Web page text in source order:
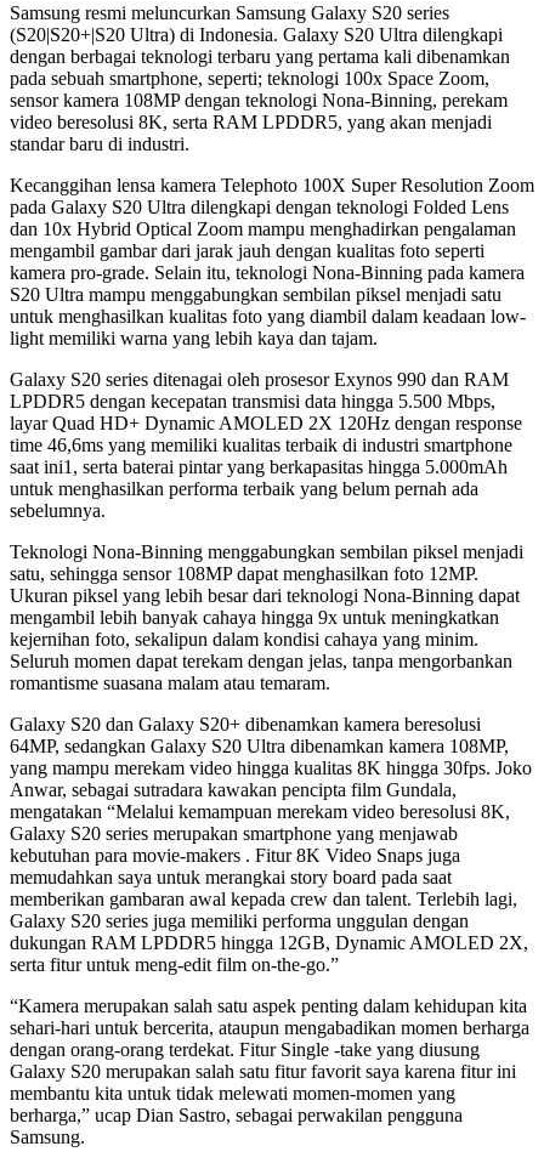
Samsung resmi meluncurkan Samsung Galaxy S20 series
(S20|S20+|S20 Ultra) di Indonesia. Galaxy S20 Ultra dilengkapi
dengan berbagai teknologi terbaru yang pertama kali dibenamkan
pada sebuah smartphone, seperti; teknologi 100x Space Zoom,
sensor kamera 108MP dengan teknologi Nona-Binning, perekam
video beresolusi 8K, serta RAM LPDDR5, yang akan menjadi
standar baru di industri.
Kecanggihan lensa kamera Telephoto 100X Super Resolution Zoom
pada Galaxy S20 Ultra dilengkapi dengan teknologi Folded Lens
dan 10x Hybrid Optical Zoom mampu menghadirkan pengalaman
mengambil gambar dari jarak jauh dengan kualitas foto seperti
kamera pro-grade. Selain itu, teknologi Nona-Binning pada kamera
S20 Ultra mampu menggabungkan sembilan piksel menjadi satu
untuk menghasilkan kualitas foto yang diambil dalam keadaan low-
light memiliki warna yang lebih kaya dan tajam.
Galaxy S20 series ditenagai oleh prosesor Exynos 990 dan RAM
LPDDR5 dengan kecepatan transmisi data hingga 5.500 Mbps,
layar Quad HD+ Dynamic AMOLED 2X 120Hz dengan response
time 46,6ms yang memiliki kualitas terbaik di industri smartphone
saat ini1, serta baterai pintar yang berkapasitas hingga 5.000mAh
untuk menghasilkan performa terbaik yang belum pernah ada
sebelumnya.
Teknologi Nona-Binning menggabungkan sembilan piksel menjadi
satu, sehingga sensor 108MP dapat menghasilkan foto 12MP.
Ukuran piksel yang lebih besar dari teknologi Nona-Binning dapat
mengambil lebih banyak cahaya hingga 9x untuk meningkatkan
kejernihan foto, sekalipun dalam kondisi cahaya yang minim.
Seluruh momen dapat terekam dengan jelas, tanpa mengorbankan
romantisme suasana malam atau temaram.
Galaxy S20 dan Galaxy S20+ dibenamkan kamera beresolusi
64MP, sedangkan Galaxy S20 Ultra dibenamkan kamera 108MP,
yang mampu merekam video hingga kualitas 8K hingga 30fps. Joko
Anwar, sebagai sutradara kawakan pencipta film Gundala,
mengatakan “Melalui kemampuan merekam video beresolusi 8K,
Galaxy S20 series merupakan smartphone yang menjawab
kebutuhan para movie-makers . Fitur 8K Video Snaps juga
memudahkan saya untuk merangkai story board pada saat
memberikan gambaran awal kepada crew dan talent. Terlebih lagi,
Galaxy S20 series juga memiliki performa unggulan dengan
dukungan RAM LPDDR5 hingga 12GB, Dynamic AMOLED 2X,
serta fitur untuk meng-edit film on-the-go.”
“Kamera merupakan salah satu aspek penting dalam kehidupan kita
sehari-hari untuk bercerita, ataupun mengabadikan momen berharga
dengan orang-orang terdekat. Fitur Single -take yang diusung
Galaxy S20 merupakan salah satu fitur favorit saya karena fitur ini
membantu kita untuk tidak melewati momen-momen yang
berharga,” ucap Dian Sastro, sebagai perwakilan pengguna
Samsung.